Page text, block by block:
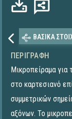
ΒΑΣΙΚΑ
ΠΕΡΙΓΡΑΦΉ
Μικροπείραμα
στο καρτεσιανό
συμμετρικών
αξόνων. Το